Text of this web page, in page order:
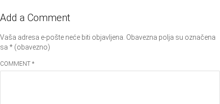
Add a Comment
Vaša adresa e-pošte neće biti objavljena. Obavezna polja su označena
sa * (obavezno)
COMMENT *